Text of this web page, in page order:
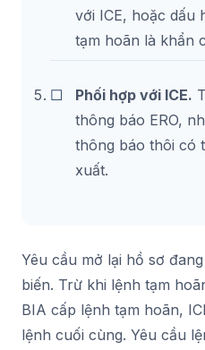
với ICE, hoặc dấu
tạm hoãn là khẩn
Phối hợp với ICE.
thông báo ERO,
thông báo thôi có
xuất.
Yêu cầu mở lại hồ sơ
biến. Trừ khi lệnh tạm
BIA cấp lệnh tạm hoãn,
lệnh cuối cùng. Yêu cầu